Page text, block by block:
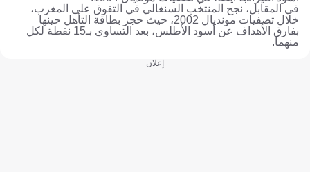
في المقابل، نجح المنتخب السنغالي في التفوق على المغرب،
خلال تصفيات مونديال 2002، حيث حجز بطاقة التأهل حينها
بفارق الأهداف عن أسود الأطلس، بعد التساوي بـ15 نقطة لكل
منهما.
إعلان